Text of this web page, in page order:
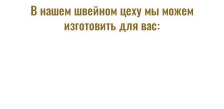
В нашем швейном цеху мы можем
изготовить для вас: